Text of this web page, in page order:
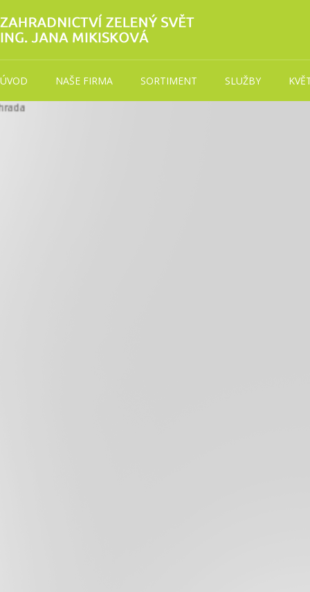
ÚVOD NAŠE FIRMA SORTIMENT SLUŽBY